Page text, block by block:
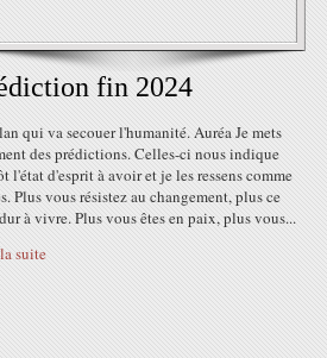
fin 2024
qui va secouer l'humanité. Auréa Je mets
des prédictions. Celles-ci nous indique
l'état d'esprit à avoir et je les ressens comme
Plus vous résistez au changement, plus ce
à vivre. Plus vous êtes en paix, plus vous...
suite